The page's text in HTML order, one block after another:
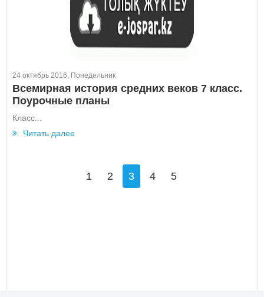
24 октябрь 2016, Понедельник
Всемирная история средних веков 7 класс.
Поурочные планы
Класс...
Читать далее
1 2 3 4 5